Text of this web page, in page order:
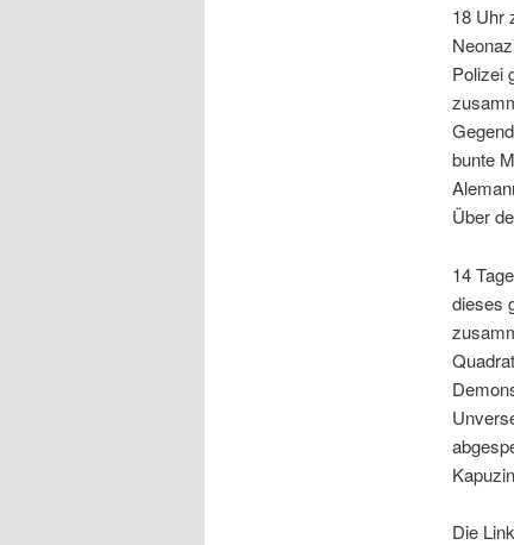
18 Uhr
Polizei
bunte
Über
14
dieses
Die